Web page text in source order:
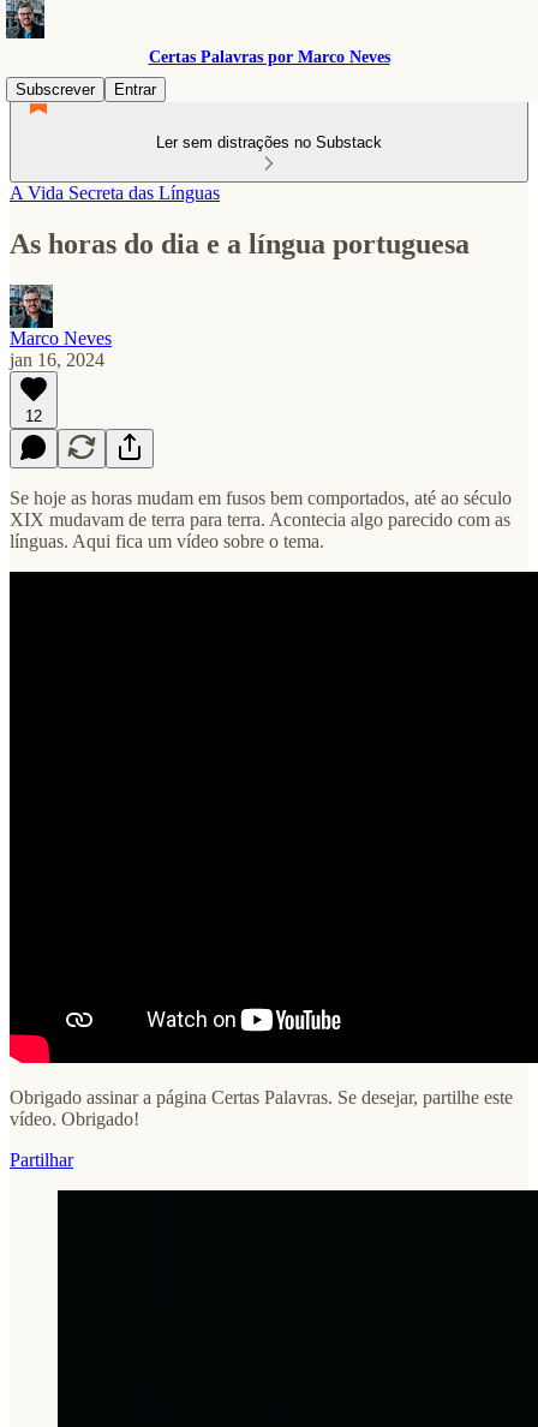
Certas Palavras por Marco Neves
Subscrever
Entrar
Ler sem distrações no Substack
A Vida Secreta das Línguas
As horas do dia e a língua portuguesa
Marco Neves
jan 16, 2024
12
Se hoje as horas mudam em fusos bem comportados, até ao século
XIX mudavam de terra para terra. Acontecia algo parecido com as
línguas. Aqui fica um vídeo sobre o tema.
Obrigado assinar a página Certas Palavras. Se desejar, partilhe este
vídeo. Obrigado!
Partilhar